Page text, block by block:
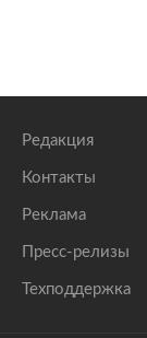
Редакция
Контакты
Реклама
Пресс-релизы
Техподдержка